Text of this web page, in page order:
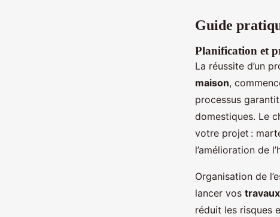
Guide
Planification et
La réussite d’un
maison,
processus
domestiques. Le
votre projet :
l’amélioration de
Organisation de
lancer vos
réduit les risques